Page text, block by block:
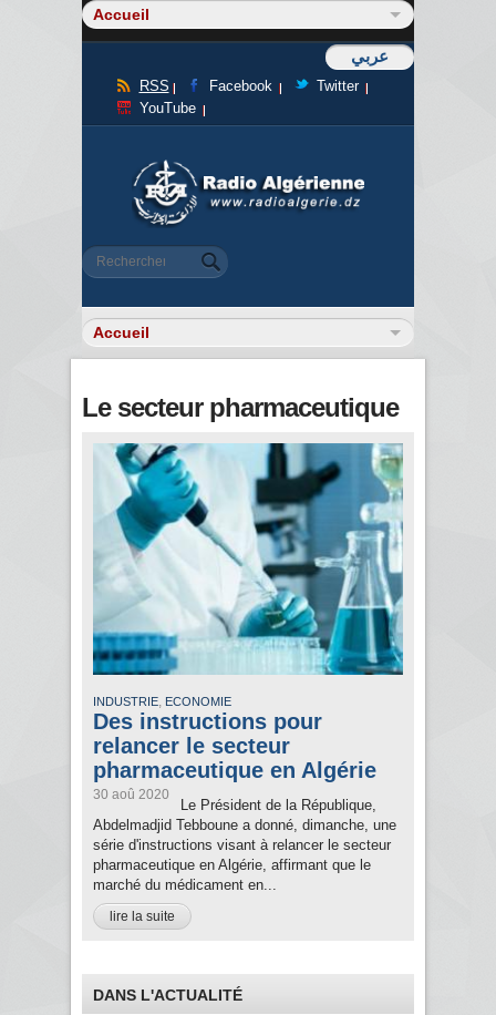
عربي
RSS Facebook
Twitter
YouTube
Formulaire de recherche
Rechercher
Le secteur pharmaceutique
INDUSTRIE, ECONOMIE
Des instructions pour
relancer le secteur
pharmaceutique en Algérie
30 aoû 2020
Le Président de la République,
Abdelmadjid Tebboune a donné, dimanche, une
série d'instructions visant à relancer le secteur
pharmaceutique en Algérie, affirmant que le
marché du médicament en...
lire la suite
DANS L'ACTUALITÉ